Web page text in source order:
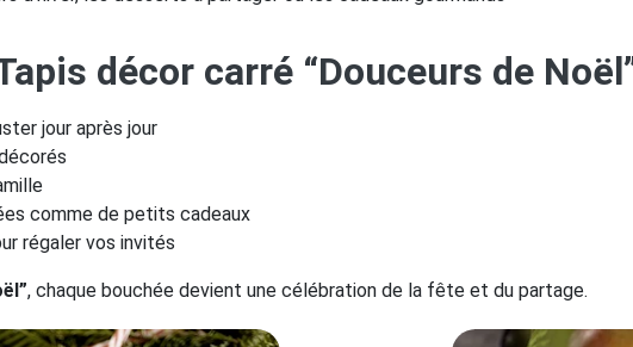
décor carré “Douceurs de
jour après jour
comme de petits cadeaux
régaler vos invités
, chaque bouchée devient une célébration de la fête et du partage.